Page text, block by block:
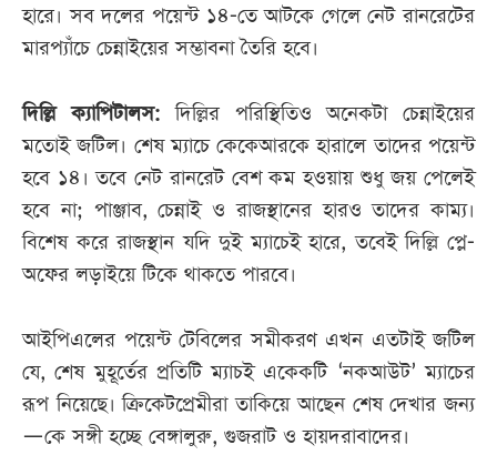
হারে। সব দলের পয়েন্ট ১৪-তে আটকে গেলে নেট রানরেটের
মারপ্যাঁচে চেন্নাইয়ের সম্ভাবনা তৈরি হবে।
দিল্লি ক্যাপিটালস: দিল্লির পরিস্থিতিও অনেকটা চেন্নাইয়ের
মতোই জটিল। শেষ ম্যাচে কেকেআরকে হারালে তাদের পয়েন্ট
হবে ১৪। তবে নেট রানরেট বেশ কম হওয়ায় শুধু জয় পেলেই
হবে না; পাঞ্জাব, চেন্নাই ও রাজস্থানের হারও তাদের কাম্য।
বিশেষ করে রাজস্থান যদি দুই ম্যাচেই হারে, তবেই দিল্লি প্লে-
অফের লড়াইয়ে টিকে থাকতে পারবে।
আইপিএলের পয়েন্ট টেবিলের সমীকরণ এখন এতটাই জটিল
যে, শেষ মুহূর্তের প্রতিটি ম্যাচই একেকটি ‘নকআউট’ ম্যাচের
রূপ নিয়েছে। ক্রিকেটপ্রেমীরা তাকিয়ে আছেন শেষ দেখার জন্য
—কে সঙ্গী হচ্ছে বেঙ্গালুরু, গুজরাট ও হায়দরাবাদের।